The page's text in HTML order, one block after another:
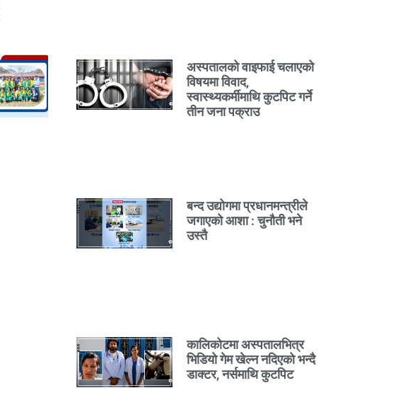
अस्पतालको वाइफाई चलाएको
विषयमा विवाद,
स्वास्थ्यकर्मीमाथि कुटपिट गर्ने
तीन जना पक्राउ
बन्द उद्योगमा प्रधानमन्त्रीले
जगाएको आशा : चुनौती भने
उस्तै
कालिकोटमा अस्पतालभित्र
भिडियो गेम खेल्न नदिएको भन्दै
डाक्टर, नर्समाथि कुटपिट